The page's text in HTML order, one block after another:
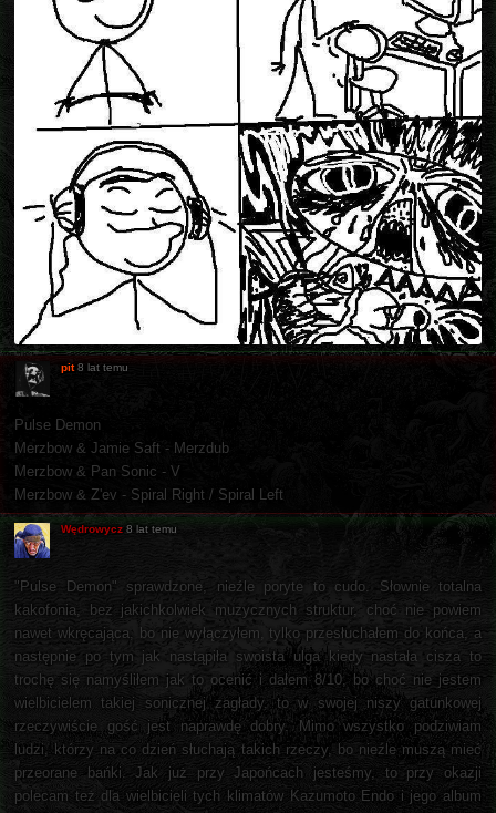
pit 8 lat temu
Pulse Demon
Merzbow & Jamie Saft - Merzdub
Merzbow & Pan Sonic - V
Merzbow & Z'ev - Spiral Right / Spiral Left
Wędrowycz 8 lat temu
"Pulse Demon" sprawdzone, nieźle poryte to cudo. Słownie totalna
kakofonia, bez jakichkolwiek muzycznych struktur, choć nie powiem
nawet wkręcająca, bo nie wyłączyłem, tylko przesłuchałem do końca, a
następnie po tym jak nastąpiła swoista ulga kiedy nastała cisza to
trochę się namyśliłem jak to ocenić i dałem 8/10, bo choć nie jestem
wielbicielem takiej sonicznej zagłady, to w swojej niszy gatunkowej
rzeczywiście gość jest naprawdę dobry. Mimo wszystko podziwiam
ludzi, którzy na co dzień słuchają takich rzeczy, bo nieźle muszą mieć
przeorane bańki. Jak już przy Japońcach jesteśmy, to przy okazji
polecam też dla wielbicieli tych klimatów Kazumoto Endo i jego album